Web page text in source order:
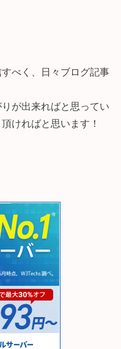
べく、日々ブログ記事
が出来ればと思ってい
ければと思います！